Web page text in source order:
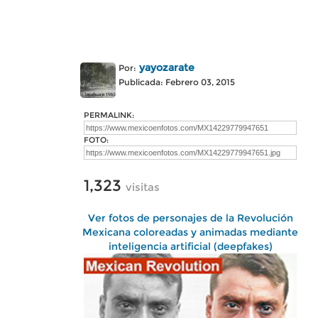
Por: yayozarate
Publicada: Febrero 03, 2015
PERMALINK:
FOTO:
1,323 visitas
Ver fotos de personajes de la Revolución
Mexicana coloreadas y animadas mediante
inteligencia artificial (deepfakes)